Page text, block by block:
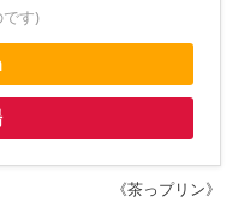
す)
《茶っプリン》